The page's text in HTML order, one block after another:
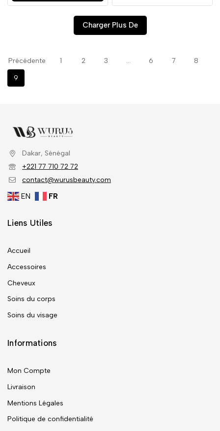
Charger Plus De
Précédente 1 2 3 … 6 7 8
9
Dakar, Sénégal
+221 77 710 72 72
contact@wurusbeauty.com
EN FR
Liens Utiles
Accueil
Accessoires
Cheveux
Soins du corps
Soins du visage
Informations
Mon Compte
Livraison
Mentions Légales
Politique de confidentialité